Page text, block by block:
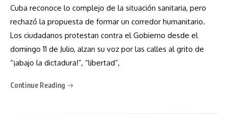
Cuba reconoce lo complejo de la situación sanitaria, pero
rechazó la propuesta de formar un corredor humanitario.
Los ciudadanos protestan contra el Gobierno desde el
domingo 11 de Julio, alzan su voz por las calles al grito de
“¡abajo la dictadura!”, “libertad”,
Continue Reading